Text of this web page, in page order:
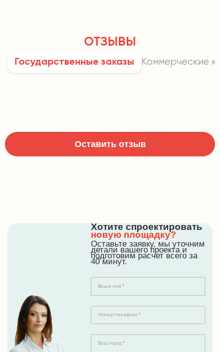
ОТЗЫВЫ
Государственные заказы Коммерческие
Оставить отзыв
Хотите спроектировать
новую площадку?
Оставьте заявку, мы уточним
детали вашего проекта и
подготовим расчет всего за
40 минут.
Ваше имя
Номер телефона
Ваш город